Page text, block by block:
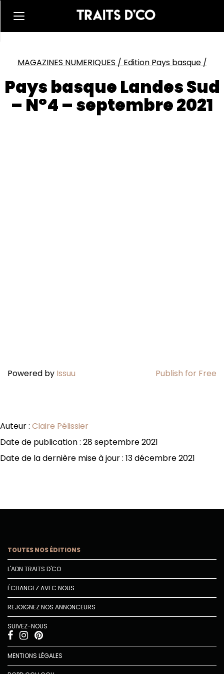
MAGAZINES NUMERIQUES / Edition Pays basque/
Pays basque Landes Sud
– N°4 – septembre 2021
Powered by Issuu Publish for Free
Auteur : Claire Pélissier
Date de publication : 28 septembre 2021
Date de la dernière mise à jour : 13 décembre 2021
TOUTES NOS ÉDITIONS
L'ADN TRAITS D'CO
ÉCHANGEZ AVEC NOUS
REJOIGNEZ NOS ANNONCEURS
SUIVEZ-NOUS
MENTIONS LÉGALES